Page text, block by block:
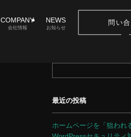
COMPANY
会社情報
NEWS
お知らせ
問い
最近の投稿
ホームページを「狙われ